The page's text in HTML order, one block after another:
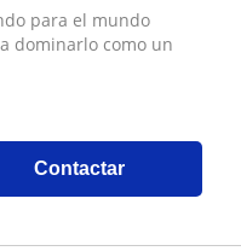
para el mundo
dominarlo como un
Contactar